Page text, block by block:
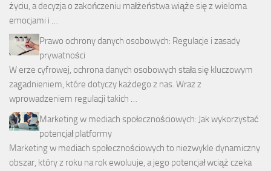
życiu, a decyzja o zakończeniu małżeństwa wiąże się z wieloma
emocjami i …
Prawo ochrony danych osobowych: Regulacje i zasady
prywatności
W erze cyfrowej, ochrona danych osobowych stała się kluczowym
zagadnieniem, które dotyczy każdego z nas. Wraz z
wprowadzeniem regulacji takich …
Marketing w mediach społecznościowych: Jak wykorzystać
potencjał platformy
Marketing w mediach społecznościowych to niezwykle dynamiczny
obszar, który z roku na rok ewoluuje, a jego potencjał wciąż czeka